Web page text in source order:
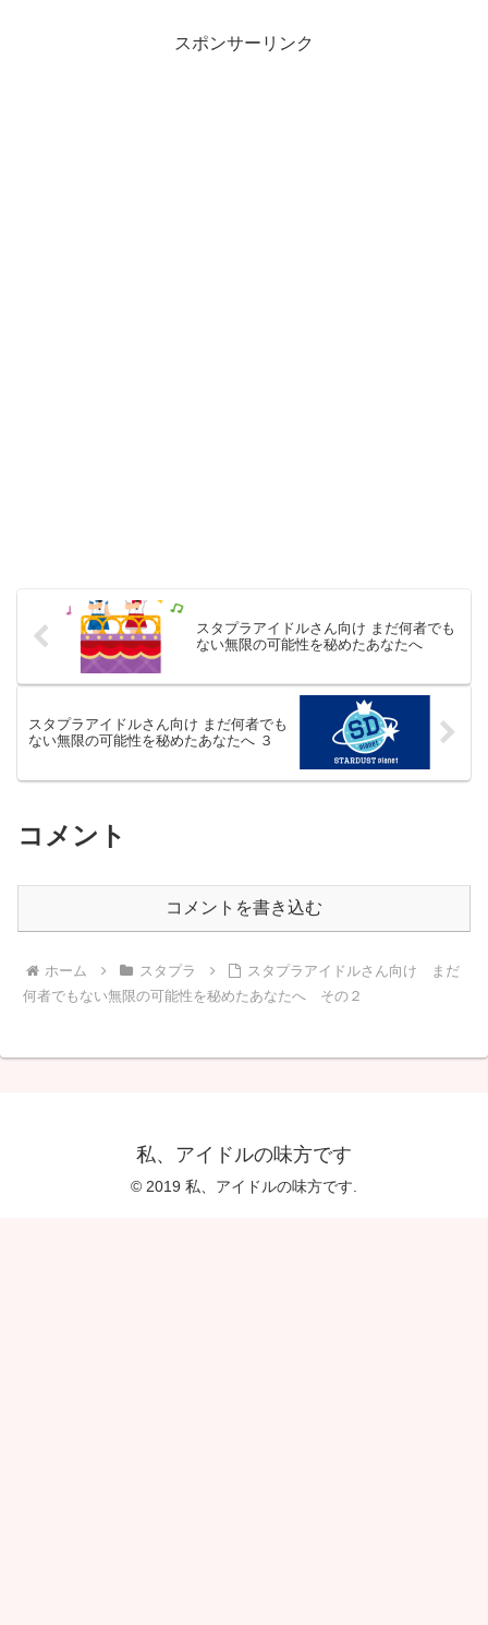
たこと。
スポンサーリンク
スタプラアイドルさん向け まだ何者でも
ない無限の可能性を秘めたあなたへ
スタプラアイドルさん向け まだ何者でも
ない無限の可能性を秘めたあなたへ ３
コメント
コメントを書き込む
ホーム スタプラ
スタプラアイドルさん向け まだ
何者でもない無限の可能性を秘めたあなたへ その２
私、アイドルの味方です
© 2019 私、アイドルの味方です.